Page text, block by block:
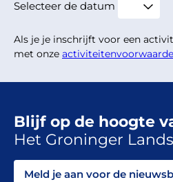
Selecteer de datum
Als je je inschrijft voor een
met onze
Blijf op de hoogte
Het Groninger
Meld je aan voor de